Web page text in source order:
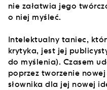
nie załatwia jego
o niej myśleć.
Intelektualny taniec,
krytyka, jest jej
do myślenia). Czasem
poprzez tworzenie
słownika dla jej nowej